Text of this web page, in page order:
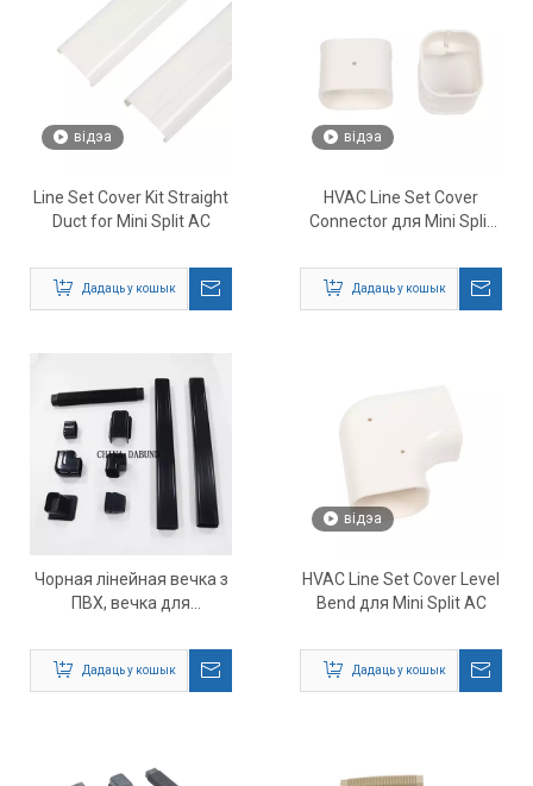
відэа
Line Set Cover Kit Straight
Duct for Mini Split AC
Дадаць у кошык
відэа
HVAC Line Set Cover
Connector для Mini Split
Дадаць у кошык
Чорная лінейная вечка з
ПВХ, вечка для
Дадаць у кошык
відэа
HVAC Line Set Cover Level
Bend для Mini Split AC
Дадаць у кошык